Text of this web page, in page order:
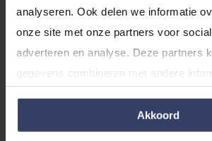
analyseren. Ook delen we informatie
onze site met onze partners voor social
adverteren en analyse. Deze partners
gegevens combineren met andere
van jouw gebruik van hun services.
Akkoord
Je klant heeft wel een btw-
Doe ook ICP-aangifte.
Je verkoopt aan klanten buiten de EU:
Aan alle klanten, met of